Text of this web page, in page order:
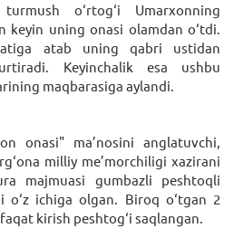
o‘rtog‘i Umarxonning
keyin uning onasi olamdan o‘tdi.
atab uning qabri ustidan
Keyinchalik esa ushbu
maqbarasiga aylandi.
onasi" ma’nosini anglatuvchi,
milliy me’morchiligi xazirani
majmuasi gumbazli peshtoqli
ichiga olgan. Biroq o‘tgan 2
kirish peshtog‘i saqlangan.